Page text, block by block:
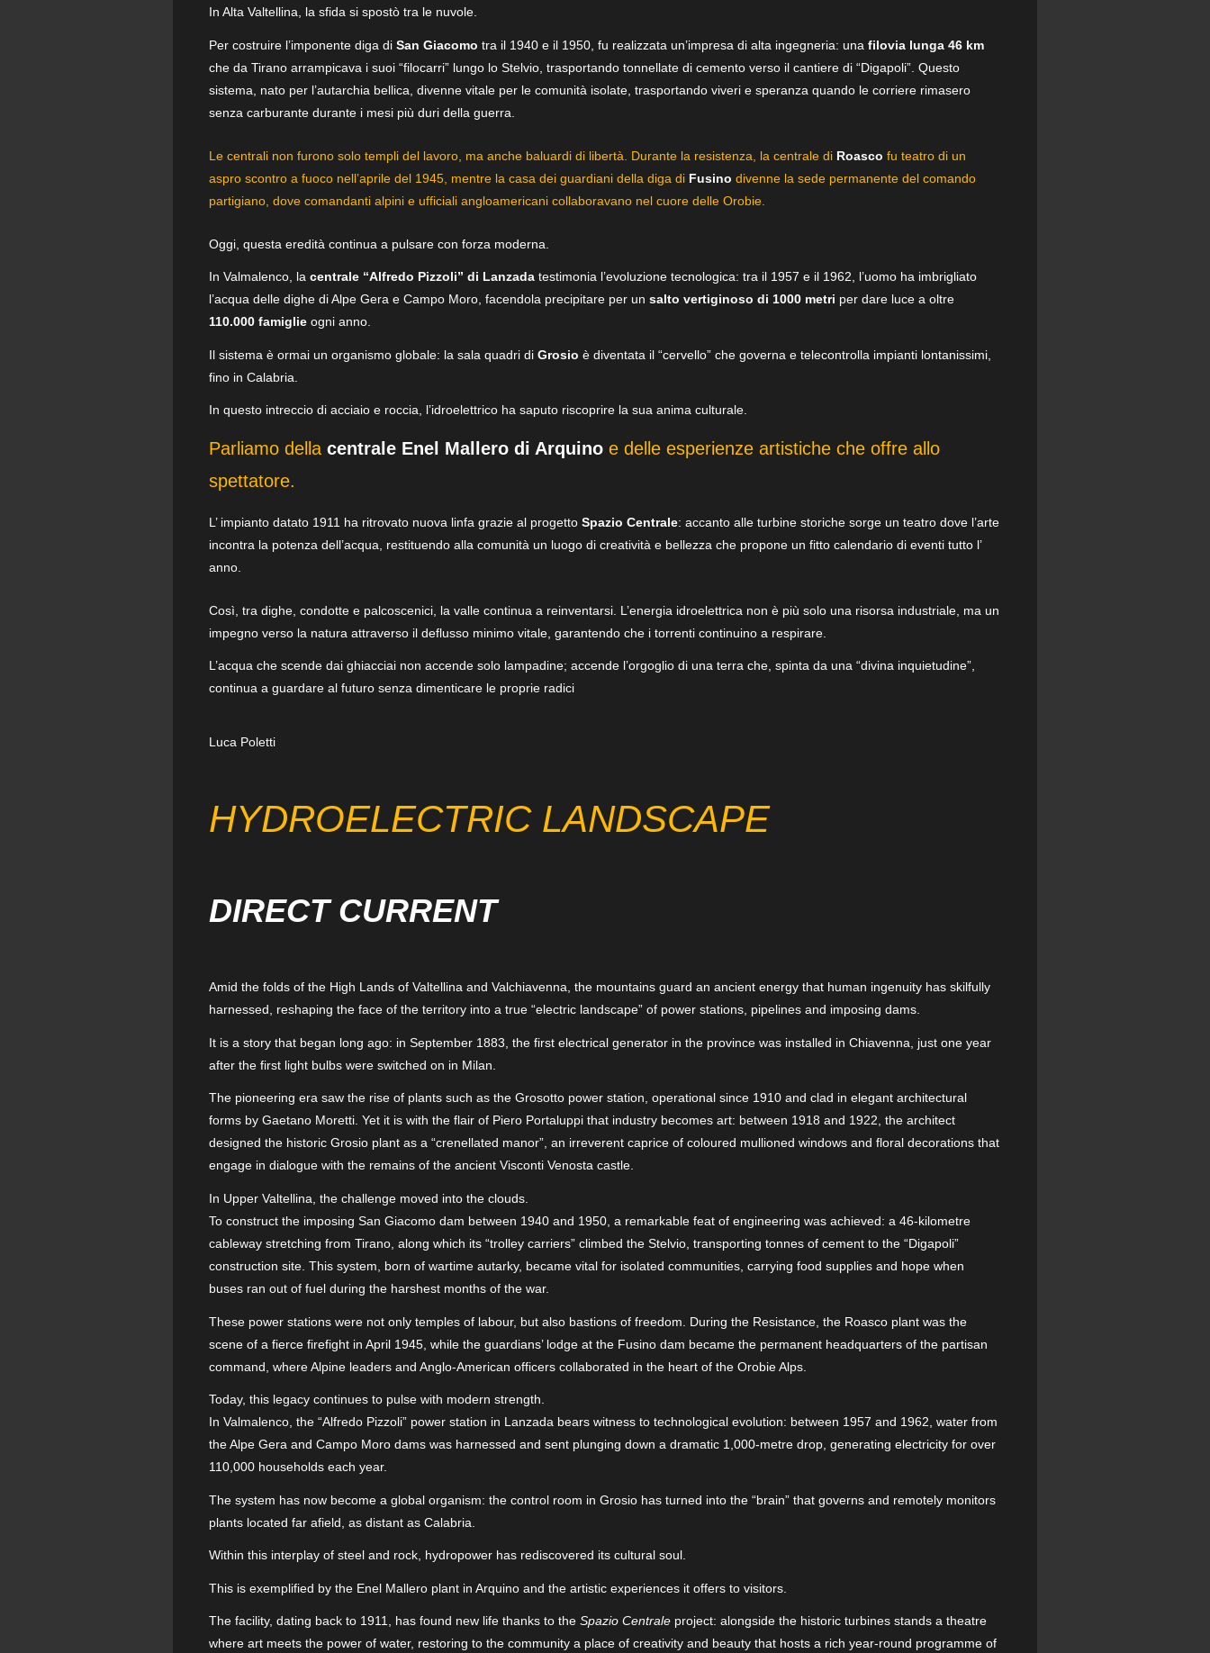
In Alta Valtellina, la sfida si spostò tra le nuvole.
Per costruire l’imponente diga di San Giacomo tra il 1940 e il 1950, fu realizzata un’impresa di alta ingegneria: una filovia lunga 46 km
che da Tirano arrampicava i suoi “filocarri” lungo lo Stelvio, trasportando tonnellate di cemento verso il cantiere di “Digapoli”. Questo
sistema, nato per l’autarchia bellica, divenne vitale per le comunità isolate, trasportando viveri e speranza quando le corriere rimasero
senza carburante durante i mesi più duri della guerra.
Le centrali non furono solo templi del lavoro, ma anche baluardi di libertà. Durante la resistenza, la centrale di Roasco fu teatro di un
aspro scontro a fuoco nell’aprile del 1945, mentre la casa dei guardiani della diga di Fusino divenne la sede permanente del comando
partigiano, dove comandanti alpini e ufficiali angloamericani collaboravano nel cuore delle Orobie.
Oggi, questa eredità continua a pulsare con forza moderna.
In Valmalenco, la centrale “Alfredo Pizzoli” di Lanzada testimonia l’evoluzione tecnologica: tra il 1957 e il 1962, l’uomo ha imbrigliato
l’acqua delle dighe di Alpe Gera e Campo Moro, facendola precipitare per un salto vertiginoso di 1000 metri per dare luce a oltre
110.000 famiglie ogni anno.
Il sistema è ormai un organismo globale: la sala quadri di Grosio è diventata il “cervello” che governa e telecontrolla impianti lontanissimi,
fino in Calabria.
In questo intreccio di acciaio e roccia, l’idroelettrico ha saputo riscoprire la sua anima culturale.
Parliamo della centrale Enel Mallero di Arquino e delle esperienze artistiche che offre allo
spettatore.
L’ impianto datato 1911 ha ritrovato nuova linfa grazie al progetto Spazio Centrale: accanto alle turbine storiche sorge un teatro dove l’arte
incontra la potenza dell’acqua, restituendo alla comunità un luogo di creatività e bellezza che propone un fitto calendario di eventi tutto l’
anno.
Così, tra dighe, condotte e palcoscenici, la valle continua a reinventarsi. L’energia idroelettrica non è più solo una risorsa industriale, ma un
impegno verso la natura attraverso il deflusso minimo vitale, garantendo che i torrenti continuino a respirare.
L’acqua che scende dai ghiacciai non accende solo lampadine; accende l’orgoglio di una terra che, spinta da una “divina inquietudine”,
continua a guardare al futuro senza dimenticare le proprie radici
Luca Poletti
HYDROELECTRIC LANDSCAPE
DIRECT CURRENT
Amid the folds of the High Lands of Valtellina and Valchiavenna, the mountains guard an ancient energy that human ingenuity has skilfully
harnessed, reshaping the face of the territory into a true “electric landscape” of power stations, pipelines and imposing dams.
It is a story that began long ago: in September 1883, the first electrical generator in the province was installed in Chiavenna, just one year
after the first light bulbs were switched on in Milan.
The pioneering era saw the rise of plants such as the Grosotto power station, operational since 1910 and clad in elegant architectural
forms by Gaetano Moretti. Yet it is with the flair of Piero Portaluppi that industry becomes art: between 1918 and 1922, the architect
designed the historic Grosio plant as a “crenellated manor”, an irreverent caprice of coloured mullioned windows and floral decorations that
engage in dialogue with the remains of the ancient Visconti Venosta castle.
In Upper Valtellina, the challenge moved into the clouds.
To construct the imposing San Giacomo dam between 1940 and 1950, a remarkable feat of engineering was achieved: a 46-kilometre
cableway stretching from Tirano, along which its “trolley carriers” climbed the Stelvio, transporting tonnes of cement to the “Digapoli”
construction site. This system, born of wartime autarky, became vital for isolated communities, carrying food supplies and hope when
buses ran out of fuel during the harshest months of the war.
These power stations were not only temples of labour, but also bastions of freedom. During the Resistance, the Roasco plant was the
scene of a fierce firefight in April 1945, while the guardians’ lodge at the Fusino dam became the permanent headquarters of the partisan
command, where Alpine leaders and Anglo-American officers collaborated in the heart of the Orobie Alps.
Today, this legacy continues to pulse with modern strength.
In Valmalenco, the “Alfredo Pizzoli” power station in Lanzada bears witness to technological evolution: between 1957 and 1962, water from
the Alpe Gera and Campo Moro dams was harnessed and sent plunging down a dramatic 1,000-metre drop, generating electricity for over
110,000 households each year.
The system has now become a global organism: the control room in Grosio has turned into the “brain” that governs and remotely monitors
plants located far afield, as distant as Calabria.
Within this interplay of steel and rock, hydropower has rediscovered its cultural soul.
This is exemplified by the Enel Mallero plant in Arquino and the artistic experiences it offers to visitors.
The facility, dating back to 1911, has found new life thanks to the Spazio Centrale project: alongside the historic turbines stands a theatre
where art meets the power of water, restoring to the community a place of creativity and beauty that hosts a rich year-round programme of